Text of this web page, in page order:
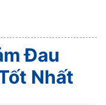
Đau
Nhất